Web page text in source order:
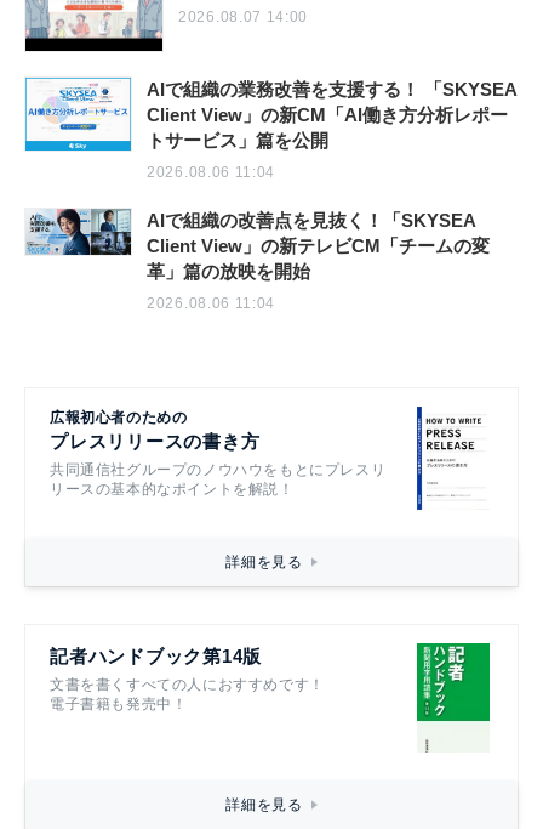
2026.08.07 14:00
AIで組織の業務改善を支援する！ 「SKYSEA
Client View」の新CM「AI働き方分析レポー
トサービス」篇を公開
2026.08.06 11:04
AIで組織の改善点を見抜く！「SKYSEA
Client View」の新テレビCM「チームの変
革」篇の放映を開始
2026.08.06 11:04
広報初心者のための
プレスリリースの書き方
共同通信社グループのノウハウをもとにプレスリ
リースの基本的なポイントを解説！
詳細を見る
記者ハンドブック第14版
文書を書くすべての人におすすめです！
電子書籍も発売中！
詳細を見る